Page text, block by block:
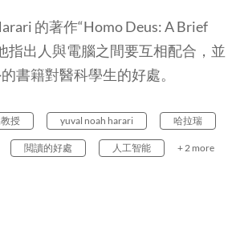
的著作“Homo Deus: A Brief
出人與電腦之間要互相配合，並
書籍對醫科學生的好處。
授 yuval noah harari 哈拉瑞
閲讀的好處 人工智能 + 2 more